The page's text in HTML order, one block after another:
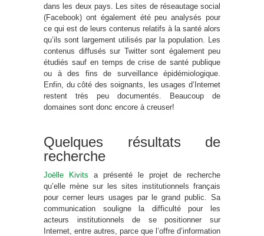
dans les deux pays. Les sites de réseautage social
(Facebook) ont également été peu analysés pour
ce qui est de leurs contenus relatifs à la santé alors
qu’ils sont largement utilisés par la population. Les
contenus diffusés sur Twitter sont également peu
étudiés sauf en temps de crise de santé publique
ou à des fins de surveillance épidémiologique.
Enfin, du côté des soignants, les usages d’Internet
restent très peu documentés. Beaucoup de
domaines sont donc encore à creuser!
Quelques résultats de
recherche
Joëlle Kivits a présenté le projet de recherche
qu’elle mène sur les sites institutionnels français
pour cerner leurs usages par le grand public. Sa
communication souligne la difficulté pour les
acteurs institutionnels de se positionner sur
Internet, entre autres, parce que l’offre d’information